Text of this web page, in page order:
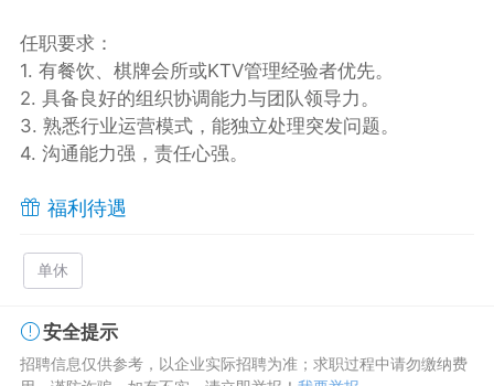
任职要求：
1. 有餐饮、棋牌会所或KTV管理经验者优先。
2. 具备良好的组织协调能力与团队领导力。
3. 熟悉行业运营模式，能独立处理突发问题。
4. 沟通能力强，责任心强。
福利待遇
单休
安全提示
招聘信息仅供参考，以企业实际招聘为准；求职过程中请勿缴纳费